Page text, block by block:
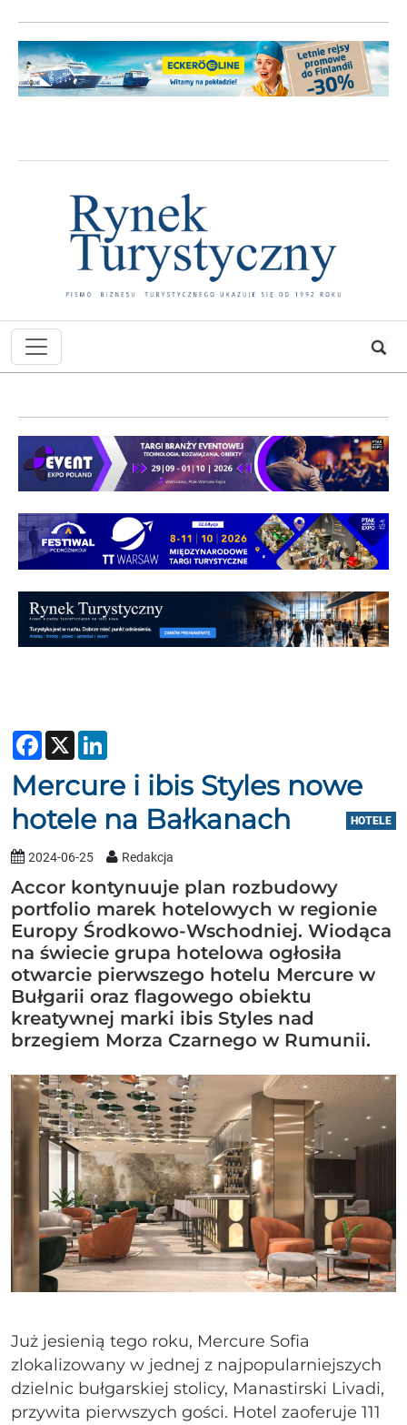
Facebook
X
Mercure i ibis Styles nowe
hotele na Bałkanach
HOTELE
2024-06-25 Redakcja
Accor kontynuuje plan rozbudowy
portfolio marek hotelowych w regionie
Europy Środkowo-Wschodniej. Wiodąca
na świecie grupa hotelowa ogłosiła
otwarcie pierwszego hotelu Mercure w
Bułgarii oraz flagowego obiektu
kreatywnej marki ibis Styles nad
brzegiem Morza Czarnego w Rumunii.
Już jesienią tego roku, Mercure Sofia
zlokalizowany w jednej z najpopularniejszych
dzielnic bułgarskiej stolicy, Manastirski Livadi,
przywita pierwszych gości. Hotel zaoferuje 111